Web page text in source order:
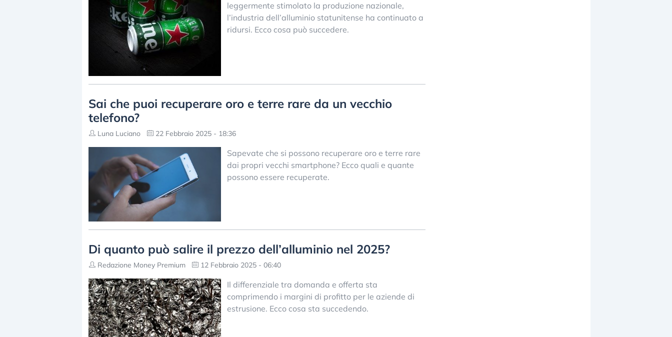
leggermente stimolato la produzione nazionale,
l’industria dell’alluminio statunitense ha continuato a
ridursi. Ecco cosa può succedere.
Sai che puoi recuperare oro e terre rare da un vecchio
telefono?
Luna Luciano 22 Febbraio 2025 - 18:36
Sapevate che si possono recuperare oro e terre rare
dai propri vecchi smartphone? Ecco quali e quante
possono essere recuperate.
Di quanto può salire il prezzo dell’alluminio nel 2025?
Redazione Money Premium 12 Febbraio 2025 - 06:40
Il differenziale tra domanda e offerta sta
comprimendo i margini di profitto per le aziende di
estrusione. Ecco cosa sta succedendo.